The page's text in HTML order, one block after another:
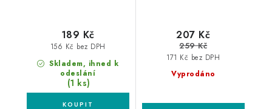
Skladem, ihned k
odeslání
(1 ks)
156 Kč bez DPH
189 Kč
Vyprodáno
171 Kč bez DPH
207 Kč
259 Kč